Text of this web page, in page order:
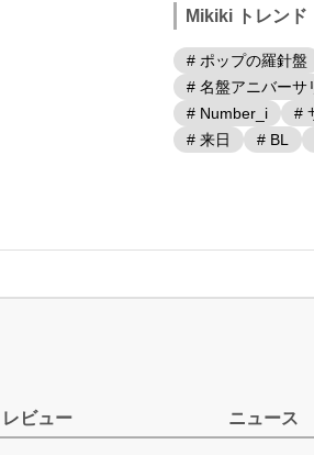
Mikiki トレンド
# ポップの羅針盤
# 名盤アニバーサ
# Number_i
#
# 来日
# BL
レビュー ニュース